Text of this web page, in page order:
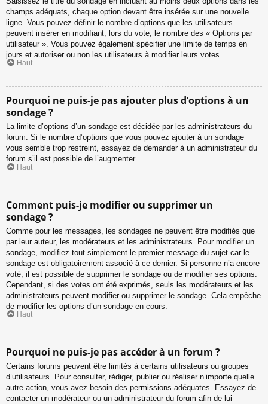
champs adéquats, chaque option devant être insérée sur une nouvelle
ligne. Vous pouvez définir le nombre d’options que les utilisateurs
peuvent insérer en modifiant, lors du vote, le nombre des « Options par
utilisateur ». Vous pouvez également spécifier une limite de temps en
jours et autoriser ou non les utilisateurs à modifier leurs votes.
Haut
Pourquoi ne puis-je pas ajouter plus d’options à un
sondage ?
La limite d’options d’un sondage est décidée par les administrateurs du
forum. Si le nombre d’options que vous pouvez ajouter à un sondage
vous semble trop restreint, essayez de demander à un administrateur du
forum s’il est possible de l’augmenter.
Haut
Comment puis-je modifier ou supprimer un
sondage ?
Comme pour les messages, les sondages ne peuvent être modifiés que
par leur auteur, les modérateurs et les administrateurs. Pour modifier un
sondage, modifiez tout simplement le premier message du sujet car le
sondage est obligatoirement associé à ce dernier. Si personne n’a encore
voté, il est possible de supprimer le sondage ou de modifier ses options.
Cependant, si des votes ont été exprimés, seuls les modérateurs et les
administrateurs peuvent modifier ou supprimer le sondage. Cela empêche
de modifier les options d’un sondage en cours.
Haut
Pourquoi ne puis-je pas accéder à un forum ?
Certains forums peuvent être limités à certains utilisateurs ou groupes
d’utilisateurs. Pour consulter, rédiger, publier ou réaliser n’importe quelle
autre action, vous avez besoin des permissions adéquates. Essayez de
contacter un modérateur ou un administrateur du forum afin de lui